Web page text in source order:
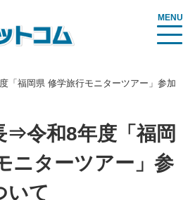
MENU
「福岡県 修学旅行モニターツアー」参加
⇒令和8年度「福岡
ニターツアー」参
いて